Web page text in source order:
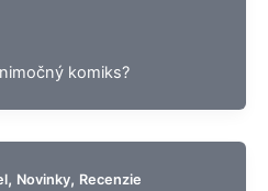
komiks?
, Novinky, Recenzie